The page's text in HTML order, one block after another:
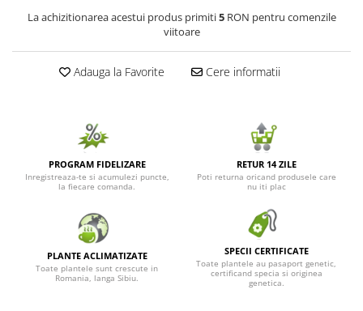
La achizitionarea acestui produs primiti5RON pentru comenzile
viitoare
Adauga la Favorite Cere informatii
PROGRAM FIDELIZARE
Inregistreaza-te si acumulezi puncte,
la fiecare comanda.
RETUR 14 ZILE
Poti returna oricand produsele care
nu iti plac
PLANTE ACLIMATIZATE
Toate plantele sunt crescute in
Romania, langa Sibiu.
SPECII CERTIFICATE
Toate plantele au pasaport genetic,
certificand specia si originea
genetica.